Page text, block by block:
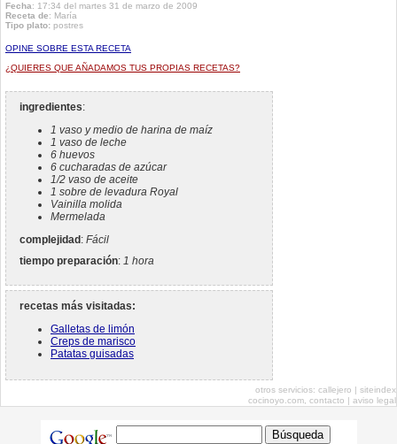
Fecha: 17:34 del martes 31 de marzo de 2009
Receta de: María
Tipo plato: postres
OPINE SOBRE ESTA RECETA
¿QUIERES QUE AÑADAMOS TUS PROPIAS RECETAS?
ingredientes:
1 vaso y medio de harina de maíz
1 vaso de leche
6 huevos
6 cucharadas de azúcar
1/2 vaso de aceite
1 sobre de levadura Royal
Vainilla molida
Mermelada
complejidad : Fácil
tiempo preparación: 1 hora
recetas más visitadas:
Galletas de limón
Creps de marisco
Patatas guisadas
otros servicios: callejero | siteindex
cocinoyo.com, contacto | aviso legal